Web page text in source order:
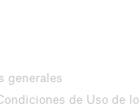
generales
de Uso de